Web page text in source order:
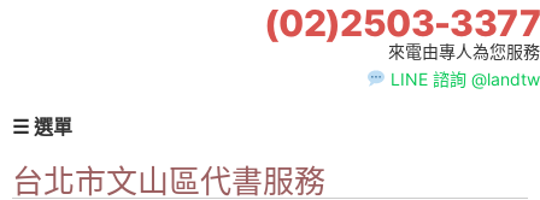
(02)2503-3377
來電由專人為您服務
LINE 諮詢 @landtw
☰ 選單
台北市文山區代書服務